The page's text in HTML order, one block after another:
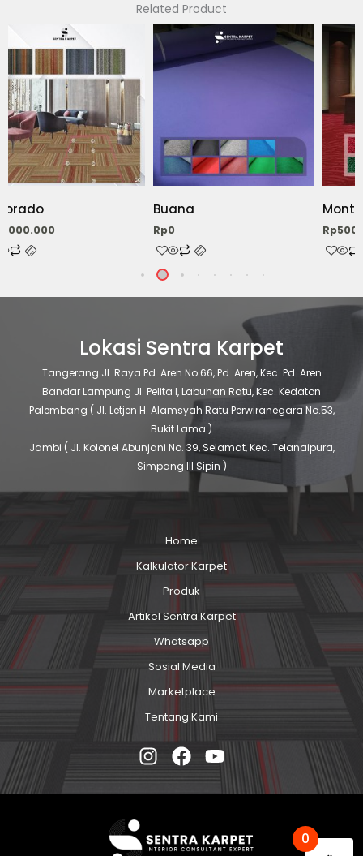
Related Product
Buana
Rp0
Produk
ini
memiliki
ini
dapat
diambil
di
produk
Rp
Produk
varian.
Pilihan
dapat
diambil
di
produk
Lokasi Sentra Karpet
Tangerang Jl. Raya Pd. Aren No.66, Pd. Aren, Kec. Pd. Aren
Bandar Lampung Jl. Pelita I, Labuhan Ratu, Kec. Kedaton
Palembang ( Jl. Letjen H. Alamsyah Ratu Perwiranegara No.53,
Bukit Lama )
Jambi ( Jl. Kolonel Abunjani No. 39, Selamat, Kec. Telanaipura,
Simpang III Sipin )
Home
Kalkulator Karpet
Produk
Artikel Sentra Karpet
Whatsapp
Sosial Media
Marketplace
Tentang Kami
0